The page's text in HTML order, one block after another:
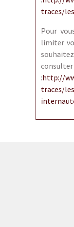
traces/
Pour
limiter
:http://
traces/